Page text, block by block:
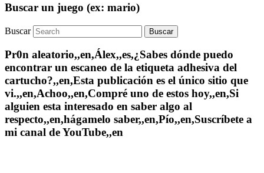
Buscar un juego (ex: mario)
Buscar
Pr0n aleatorio,,en,Álex,,es,¿Sabes dónde puedo
encontrar un escaneo de la etiqueta adhesiva del
cartucho?,,en,Esta publicación es el único sitio que
vi.,,en,Achoo,,en,Compré uno de estos hoy,,en,Si
alguien esta interesado en saber algo al
respecto,,en,hágamelo saber,,en,Pío,,en,Suscríbete a
mi canal de YouTube,,en